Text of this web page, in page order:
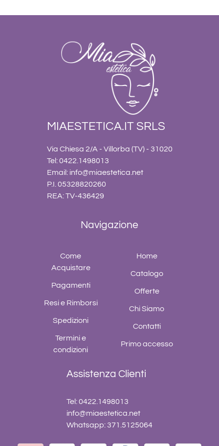
MIAESTETICA.IT SRLS
Via Chiesa 2/A - Villorba (TV) - 31020
Tel: 0422.1498013
Email: info@miaestetica.net
P.I. 05328820260
REA: TV-436429
Navigazione
Come
Acquistare
Pagamenti
Resi e Rimborsi
Spedizioni
Termini e
condizioni
Home
Catalogo
Offerte
Chi Siamo
Contatti
Primo accesso
Assistenza Clienti
Tel: 0422.1498013
info@miaestetica.net
Whatsapp: 371.5125064